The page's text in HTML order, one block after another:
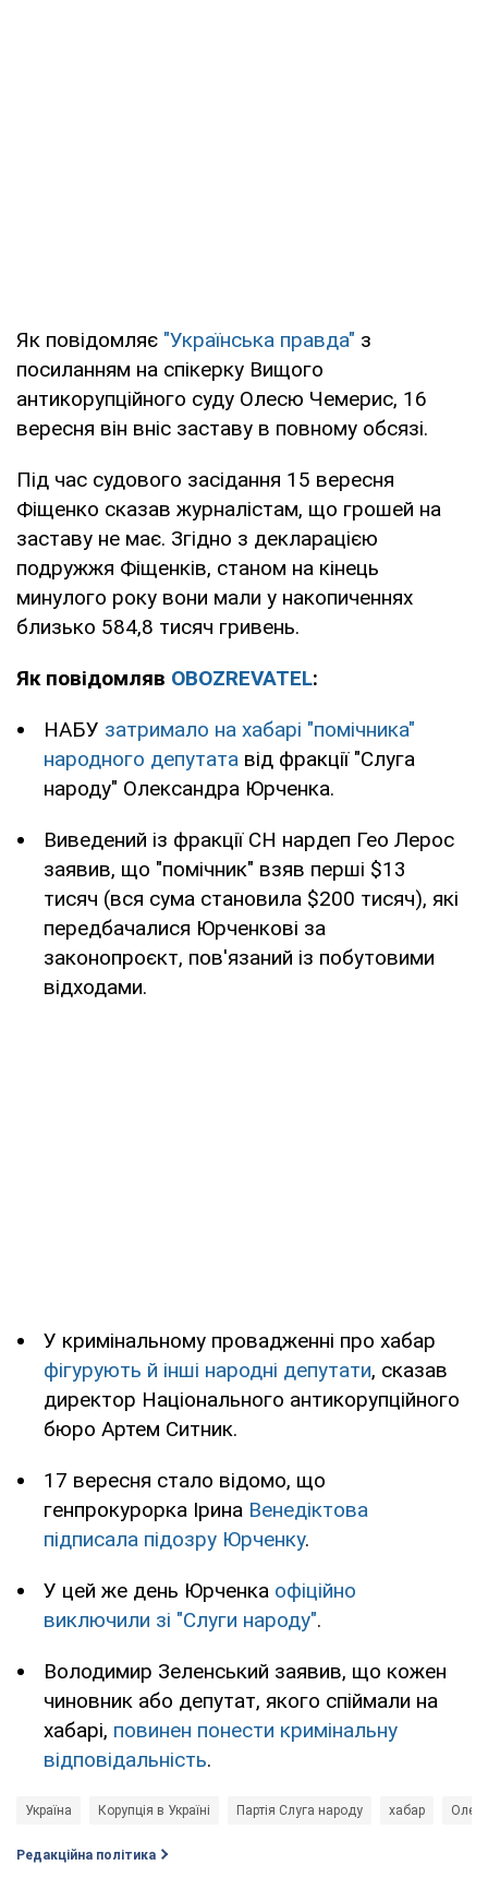
Як повідомляє "Українська правда" з
посиланням на спікерку Вищого
антикорупційного суду Олесю Чемерис, 16
вересня він вніс заставу в повному обсязі.
Під час судового засідання 15 вересня
Фіщенко сказав журналістам, що грошей на
заставу не має. Згідно з декларацією
подружжя Фіщенків, станом на кінець
минулого року вони мали у накопиченнях
близько 584,8 тисяч гривень.
Як повідомляв OBOZREVATEL:
НАБУ затримало на хабарі "помічника"
народного депутата від фракції "Слуга
народу" Олександра Юрченка.
Виведений із фракції СН нардеп Гео Лерос
заявив, що "помічник" взяв перші $13
тисяч (вся сума становила $200 тисяч), які
передбачалися Юрченкові за
законопроєкт, пов'язаний із побутовими
відходами.
У кримінальному провадженні про хабар
фігурують й інші народні депутати, сказав
директор Національного антикорупційного
бюро Артем Ситник.
17 вересня стало відомо, що
генпрокурорка Ірина Венедіктова
підписала підозру Юрченку.
У цей же день Юрченка офіційно
виключили зі "Слуги народу".
Володимир Зеленський заявив, що кожен
чиновник або депутат, якого спіймали на
хабарі, повинен понести кримінальну
відповідальність.
Україна Корупція в Україні Партія Слуга народу хабар
Редакційна політика